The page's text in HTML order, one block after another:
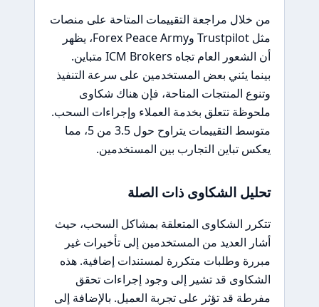
من خلال مراجعة التقييمات المتاحة على منصات
مثل Trustpilot وForex Peace Army، يظهر
أن الشعور العام تجاه ICM Brokers متباين.
بينما يثني بعض المستخدمين على سرعة التنفيذ
وتنوع المنتجات المتاحة، فإن هناك شكاوى
ملحوظة تتعلق بخدمة العملاء وإجراءات السحب.
متوسط التقييمات يتراوح حول 3.5 من 5، مما
يعكس تباين التجارب بين المستخدمين.
تحليل الشكاوى ذات الصلة
تتكرر الشكاوى المتعلقة بمشاكل السحب، حيث
أشار العديد من المستخدمين إلى تأخيرات غير
مبررة وطلبات متكررة لمستندات إضافية. هذه
الشكاوى قد تشير إلى وجود إجراءات تحقق
مفرطة قد تؤثر على تجربة العميل. بالإضافة إلى